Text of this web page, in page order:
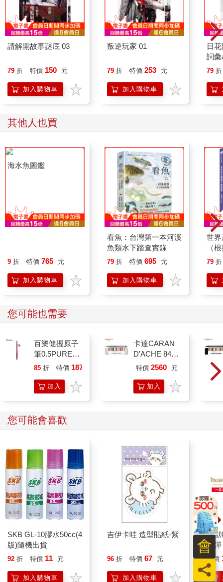
請解開故事謎底 03
79 折 特價 150 元
加入購物車
叛逆玩家 01
79 折 特價 253 元
加入購物車
日
詞
79 折
其他人也買
9 折 特價 765 元
加入購物車
看魚：台灣第一本河溪
魚類水下踏查實錄
79 折 特價 695 元
加入購物車
世
（
錄，
79 折
您可能也需要
百樂健握原子
筆0.5PURE聯
名 頂級白桃
85 折 特價 187
加入
購物
卡達CARAN
D'ACHE 849
Paul Smith 原
銀
特價 2560 元
加入
購物
您可能會喜歡
SKB GL-10膠水50cc(4
版)隨機出貨
92 折 特價 11 元
加入購物車
吉伊卡哇 造型貼紙-紫
96 折 特價 67 元
加入購物車
幻
一彈
盒）
特價
員
會